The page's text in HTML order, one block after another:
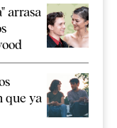
arrasa
que ya